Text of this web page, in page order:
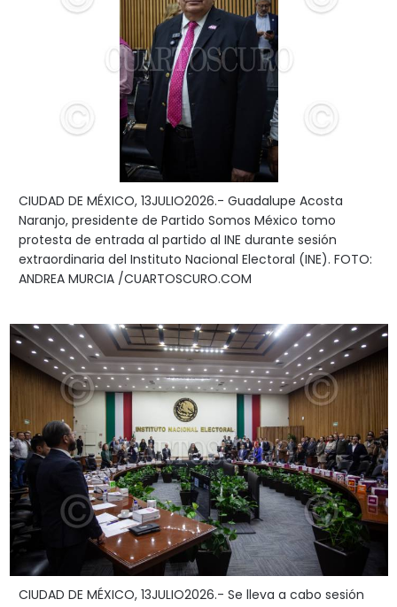
CIUDAD DE MÉXICO, 13JULIO2026.- Guadalupe Acosta
Naranjo, presidente de Partido Somos México tomo
protesta de entrada al partido al INE durante sesión
extraordinaria del Instituto Nacional Electoral (INE). FOTO:
ANDREA MURCIA /CUARTOSCURO.COM
CIUDAD DE MÉXICO, 13JULIO2026.- Se lleva a cabo sesión